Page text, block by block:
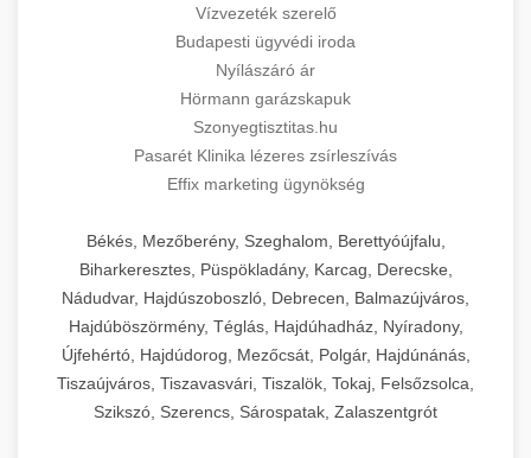
Vízvezeték szerelő
Budapesti ügyvédi iroda
Nyílászáró ár
Hörmann garázskapuk
Szonyegtisztitas.hu
Pasarét Klinika lézeres zsírleszívás
Effix marketing ügynökség
Békés, Mezőberény, Szeghalom, Berettyóújfalu,
Biharkeresztes, Püspökladány, Karcag, Derecske,
Nádudvar, Hajdúszoboszló, Debrecen, Balmazújváros,
Hajdúböszörmény, Téglás, Hajdúhadház, Nyíradony,
Újfehértó, Hajdúdorog, Mezőcsát, Polgár, Hajdúnánás,
Tiszaújváros, Tiszavasvári, Tiszalök, Tokaj, Felsőzsolca,
Szikszó, Szerencs, Sárospatak, Zalaszentgrót